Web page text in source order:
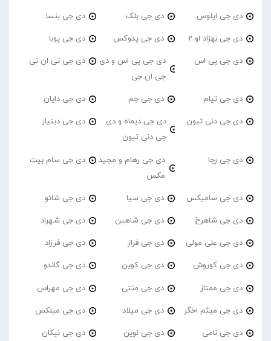
دی جی ایلوس دی جی بلک دی جی بنسا
دی جی بهزاد او 2 دی جی پدوکس دی جی پوبا
دی جی پی اس
دی جی پی اس و دی
جی ان جی
دی جی تی ان تی
دی جی تیام دی جی جم دی جی دایان
دی جی دنی تیون
دی جی دیماه و دی
جی دنی تیون
دی جی دینیار
دی جی رجا
دی جی رهام و مجید
مکس
دی جی سام بیت
دی جی سامیکس دی جی سیا دی جی شائو
دی جی شاهرخ دی جی شاهین دی جی شهراد
دی جی علی مولی دی جی فراز دی جی فرزاد
دی جی کوروش دی جی کوین دی جی گاندو
دی جی ممتاز دی جی منتی دی جی مهراس
دی جی میثم اخگر دی جی میلاد دی جی میلکس
دی جی نامی دی جی نوین دی جی نیکان